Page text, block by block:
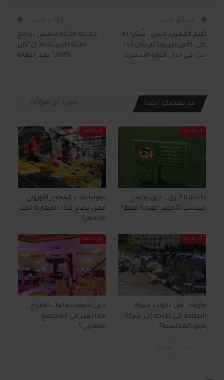
السابق بوست
ظُلِم المغرب مرتين ..شُكرا له
على كأس افريقيا لم تكن أبدا
حتى في خيال القارة السمراء
القادم بوست
جماعة طنجة تناقش برنامج
تهيئة للاستعداد ل“كان
2025” بعد إنتهائه
قد يعجبك ايضا المزيد عن المؤلف
آخر الأخبار
طنجة الكبرى… حين يصبح
العشب الأخضر للفرجة فقط!
آخر الأخبار
زيتوننا تحت المجهر الأوروبي…
فمن يضع غذاء المغاربة تحت
المجهر؟
آخر الأخبار
«أرما».. هل تحولت شركة
النظافة في طنجة إلى شركة
فوق المحاسبة؟
آخر الأخبار
حين تصمت قاعات الأفراح…
ماذا تغير في المجتمع
المغربي؟
التالي